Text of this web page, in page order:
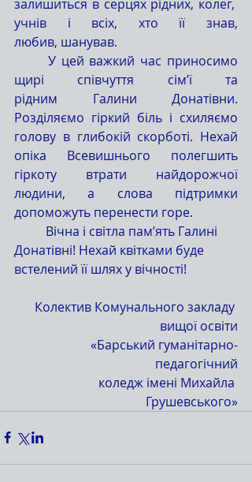
залишиться в серцях рідних, колег,
учнів і всіх, хто її знав,
любив, шанував.
щирі співчуття сім’ї та
рідним Галини Донатівни.
Розділяємо гіркий біль і схиляємо
голову в глибокій скорботі. Нехай
опіка Всевишнього полегшить
гіркоту втрати найдорожчої
людини, а слова підтримки
допоможуть перенести горе.
Донатівні! Нехай квітками буде
встелений її шлях у вічності!
Колектив Комунального закладу
вищої освіти
«Барський гуманітарно-
педагогічний
коледж імені Михайла
Грушевського»